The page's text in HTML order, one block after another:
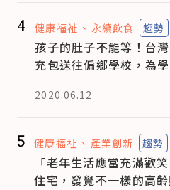
4 健康福祉 永續飲食 趨勢
孩子的肚子不能等！台
充包送往偏鄉學校，為
2020.06.12
5 健康福祉 產業創新 趨勢
「老年生活應當充滿歡
住宅，發覺不一樣的高